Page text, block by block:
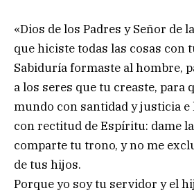
«Dios de los Padres y Señor de
que hiciste todas las cosas con
Sabiduría formaste al hombre,
a los seres que tu creaste, para
mundo con santidad y justicia
con rectitud de Espíritu: dame
comparte tu trono, y no me
de tus hijos.
Porque yo soy tu servidor y el